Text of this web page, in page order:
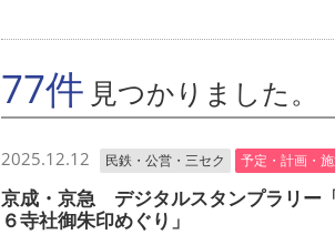
77件 見つかりました。
2025.12.12 民鉄・公営・三セク 予定・計画・
京成・京急 デジタルスタンプラリー
６寺社御朱印めぐり」